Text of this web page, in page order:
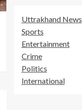
Uttrakhand News
Sports
Entertainment
Crime
Politics
International